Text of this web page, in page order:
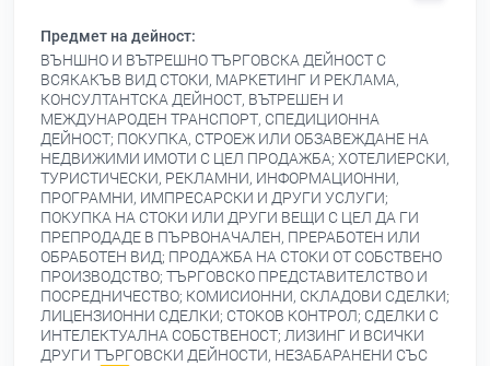
Предмет на дейност:
ВЪНШНО И ВЪТРЕШНО ТЪРГОВСКА ДЕЙНОСТ С
ВСЯКАКЪВ ВИД СТОКИ, МАРКЕТИНГ И РЕКЛАМА,
КОНСУЛТАНТСКА ДЕЙНОСТ, ВЪТРЕШЕН И
МЕЖДУНАРОДЕН ТРАНСПОРТ, СПЕДИЦИОННА
ДЕЙНОСТ; ПОКУПКА, СТРОЕЖ ИЛИ ОБЗАВЕЖДАНЕ НА
НЕДВИЖИМИ ИМОТИ С ЦЕЛ ПРОДАЖБА; ХОТЕЛИЕРСКИ,
ТУРИСТИЧЕСКИ, РЕКЛАМНИ, ИНФОРМАЦИОННИ,
ПРОГРАМНИ, ИМПРЕСАРСКИ И ДРУГИ УСЛУГИ;
ПОКУПКА НА СТОКИ ИЛИ ДРУГИ ВЕЩИ С ЦЕЛ ДА ГИ
ПРЕПРОДАДЕ В ПЪРВОНАЧАЛЕН, ПРЕРАБОТЕН ИЛИ
ОБРАБОТЕН ВИД; ПРОДАЖБА НА СТОКИ ОТ СОБСТВЕНО
ПРОИЗВОДСТВО; ТЪРГОВСКО ПРЕДСТАВИТЕЛСТВО И
ПОСРЕДНИЧЕСТВО; КОМИСИОННИ, СКЛАДОВИ СДЕЛКИ;
ЛИЦЕНЗИОННИ СДЕЛКИ; СТОКОВ КОНТРОЛ; СДЕЛКИ С
ИНТЕЛЕКТУАЛНА СОБСТВЕНОСТ; ЛИЗИНГ И ВСИЧКИ
ДРУГИ ТЪРГОВСКИ ДЕЙНОСТИ, НЕЗАБАРАНЕНИ СЪС